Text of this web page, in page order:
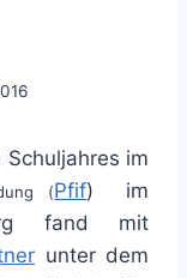
im
(Pfif) im
fand mit
unter dem